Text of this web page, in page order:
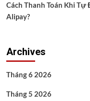
Cách Thanh Toán Khi Tự
Alipay?
Archives
Tháng 6 2026
Tháng 5 2026